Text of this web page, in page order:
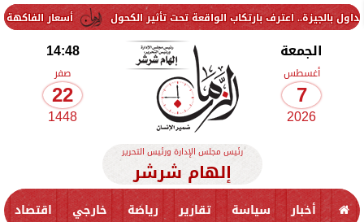
أسعار الفاكهة اليوم الجمعة 7 أغسطس 2026 في الأسواق.. الموز بكام بارتكاب الواقعة تحت تأثير الكحول
الجمعة
أغسطس
7
2026
14:48
صفر
22
1448
رئيس مجلس الإدارة ورئيس التحرير
إلهام شرشر
أخبار سياسة تقارير رياضة خارجي اقتصاد